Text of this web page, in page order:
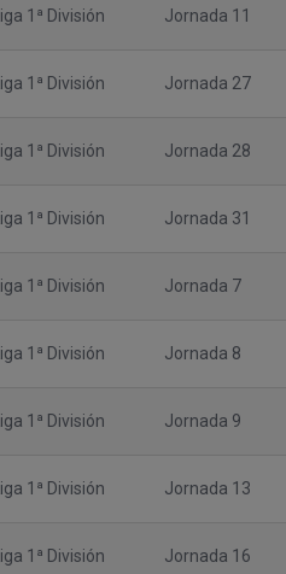
Liga 1ª División Jornada 11
Liga 1ª División Jornada 27
Liga 1ª División Jornada 28
Liga 1ª División Jornada 31
Liga 1ª División Jornada 7
Liga 1ª División Jornada 8
Liga 1ª División Jornada 9
Liga 1ª División Jornada 13
Liga 1ª División Jornada 16